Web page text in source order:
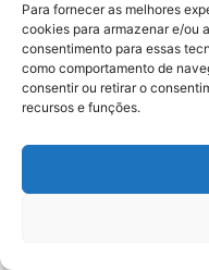
Para fornecer as melhores
cookies para armazenar e/ou
consentimento para essas
como comportamento de
consentir ou retirar o
recursos e funções.
Brasil: Policia
antes das